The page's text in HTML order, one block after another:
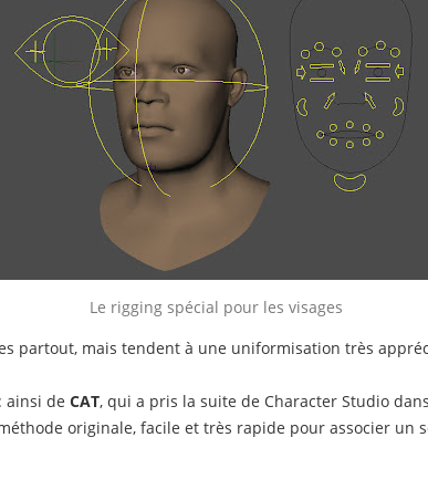
Le rigging spécial pour les visages
partout, mais tendent à une uniformisation très
ainsi de CAT, qui a pris la suite de Character Studio
originale, facile et très rapide pour associer un